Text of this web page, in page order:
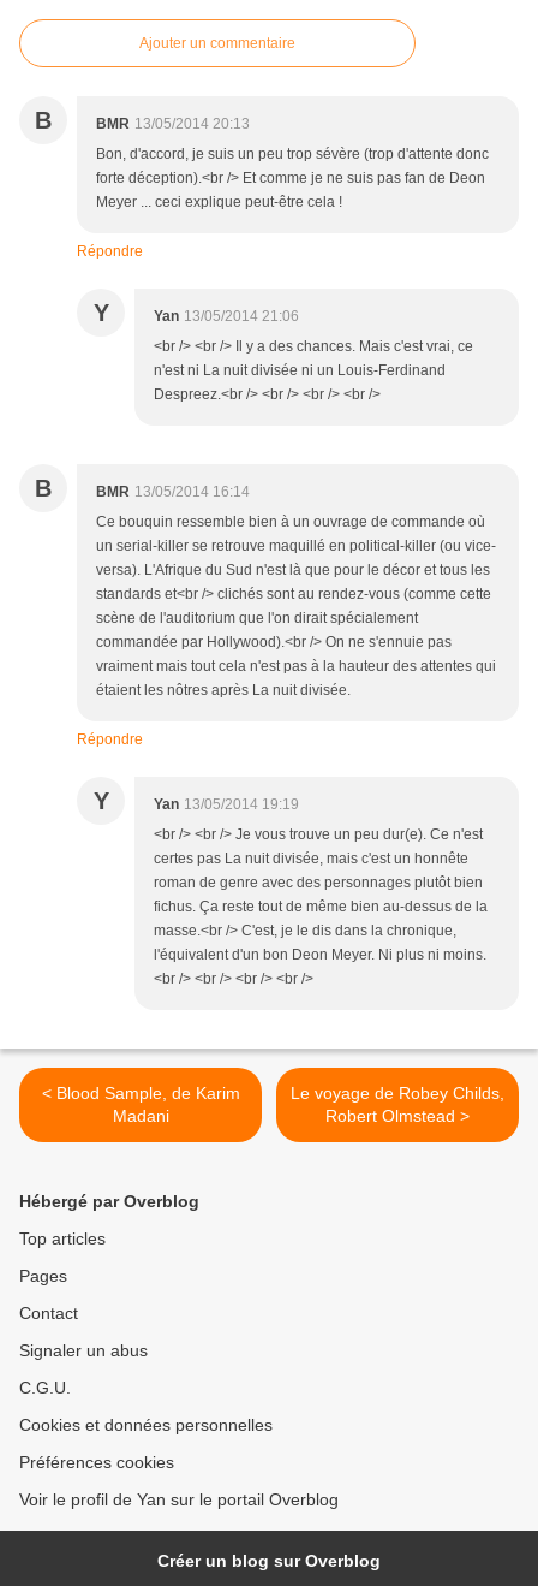
Ajouter un commentaire
B BMR 13/05/2014 20:13
Bon, d'accord, je suis un peu trop sévère (trop d'attente donc
forte déception).<br /> Et comme je ne suis pas fan de Deon
Meyer ... ceci explique peut-être cela !
Répondre
Y Yan 13/05/2014 21:06
<br /> <br /> Il y a des chances. Mais c'est vrai, ce
n'est ni La nuit divisée ni un Louis-Ferdinand
Despreez.<br /> <br /> <br /> <br />
B BMR 13/05/2014 16:14
Ce bouquin ressemble bien à un ouvrage de commande où
un serial-killer se retrouve maquillé en political-killer (ou vice-
versa). L'Afrique du Sud n'est là que pour le décor et tous les
standards et<br /> clichés sont au rendez-vous (comme cette
scène de l'auditorium que l'on dirait spécialement
commandée par Hollywood).<br /> On ne s'ennuie pas
vraiment mais tout cela n'est pas à la hauteur des attentes qui
étaient les nôtres après La nuit divisée.
Répondre
Y Yan 13/05/2014 19:19
<br /> <br /> Je vous trouve un peu dur(e). Ce n'est
certes pas La nuit divisée, mais c'est un honnête
roman de genre avec des personnages plutôt bien
fichus. Ça reste tout de même bien au-dessus de la
masse.<br /> C'est, je le dis dans la chronique,
l'équivalent d'un bon Deon Meyer. Ni plus ni moins.
<br /> <br /> <br /> <br />
< Blood Sample, de Karim
Madani
Le voyage de Robey Childs,
Robert Olmstead >
Hébergé par Overblog
Top articles
Pages
Contact
Signaler un abus
C.G.U.
Cookies et données personnelles
Préférences cookies
Voir le profil de Yan sur le portail Overblog
Créer un blog sur Overblog